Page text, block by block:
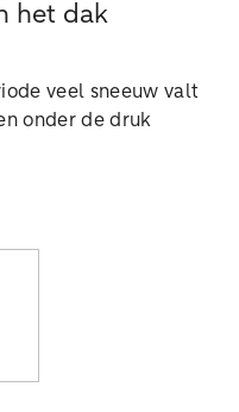
het dak
veel sneeuw valt
onder de druk